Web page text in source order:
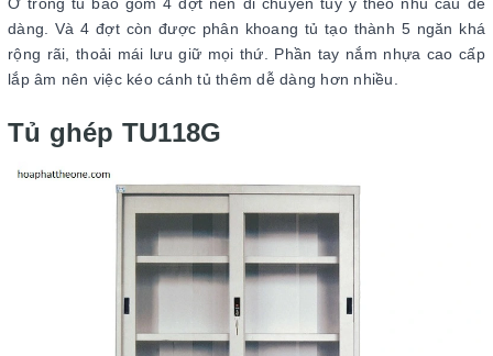
Ở trong tủ bao gồm 4 đợt nên di chuyển tùy ý theo nhu cầu dễ
dàng. Và 4 đợt còn được phân khoang tủ tạo thành 5 ngăn khá
rộng rãi, thoải mái lưu giữ mọi thứ. Phần tay nắm nhựa cao cấp
lắp âm nên việc kéo cánh tủ thêm dễ dàng hơn nhiều.
Tủ ghép TU118G